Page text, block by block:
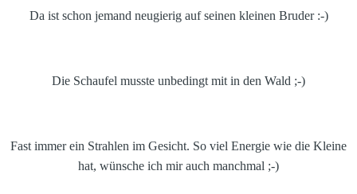
Da ist schon jemand neugierig auf seinen kleinen Bruder :-)
Die Schaufel musste unbedingt mit in den Wald ;-)
Fast immer ein Strahlen im Gesicht. So viel Energie wie die Kleine
hat, wünsche ich mir auch manchmal ;-)